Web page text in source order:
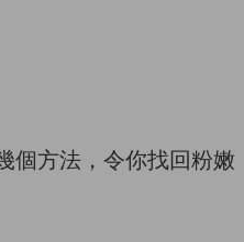
個方法，令你找回粉嫩